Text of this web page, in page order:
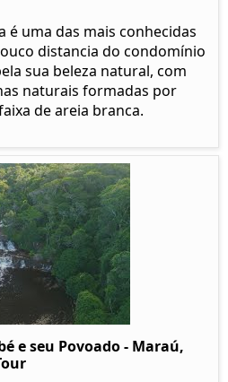
é uma das mais conhecidas
distancia do condomínio
sua beleza natural, com
naturais formadas por
de areia branca.
e seu Povoado - Maraú,